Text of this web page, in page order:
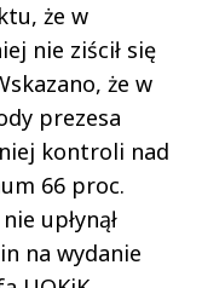
że w
nie ziścił się
że w
prezesa
kontroli nad
66 proc.
upłynął
na wydanie